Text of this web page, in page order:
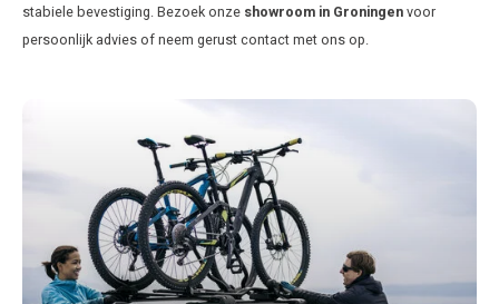
Cupra
Fietskoffer
Hand, Heup en Body tassen
Accessoires voor bij de tas
stabiele bevestiging. Bezoek onze showroom in Groningenvoor
persoonlijk advies of neem gerust contact met ons op.